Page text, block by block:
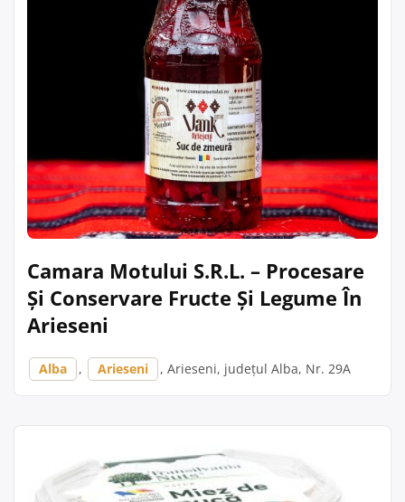
Camara Motului S.R.L. – Procesare
Și Conservare Fructe Și Legume În
Arieseni
Alba , Arieseni , Arieseni, județul Alba, Nr. 29A